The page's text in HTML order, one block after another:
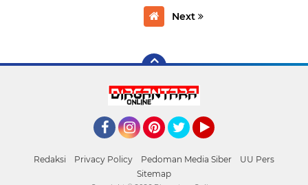
Next
Redaksi Privacy Policy Pedoman Media Siber
UU Pers
Sitemap